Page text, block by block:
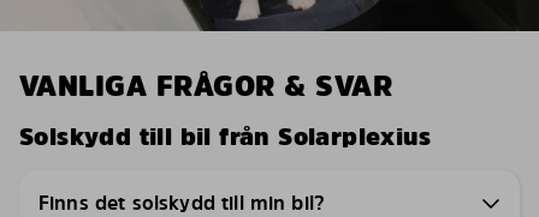
VANLIGA FRÅGOR & SVAR
Solskydd till bil från Solarplexius
Finns det solskydd till min bil?